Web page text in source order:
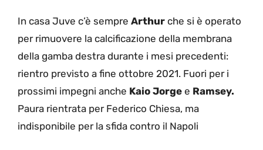
In casa Juve c’è sempre Arthur che si è operato
per rimuovere la calcificazione della membrana
della gamba destra durante i mesi precedenti:
rientro previsto a fine ottobre 2021. Fuori per i
prossimi impegni anche Kaio Jorge e Ramsey.
Paura rientrata per Federico Chiesa, ma
indisponibile per la sfida contro il Napoli